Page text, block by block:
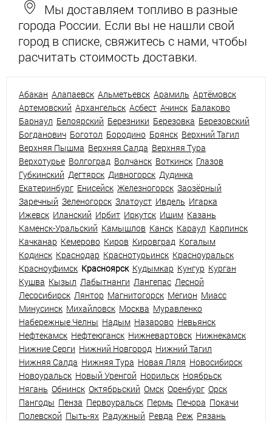
Мы доставляем топливо в разные
города России. Если вы не нашли свой
город в списке, свяжитесь с нами, чтобы
расчитать стоимость доставки.
Абакан Алапаевск Альметьевск Арамиль Артёмовск
Артемовский Архангельск Асбест Ачинск Балаково
Барнаул Белоярский Березники Березовка Березовский
Богданович Боготол Бородино Брянск Верхний Тагил
Верхняя Пышма Верхняя Салда Верхняя Тура
Верхотурье Волгоград Волчанск Воткинск Глазов
Губкинский Дегтярск Дивногорск Дудинка
Екатеринбург Енисейск Железногорск Заозёрный
Заречный Зеленогорск Златоуст Ивдель Игарка
Ижевск Иланский Ирбит Иркутск Ишим Казань
Каменск-Уральский Камышлов Канск Караул Карпинск
Качканар Кемерово Киров Кировград Когалым
Кодинск Краснодар Краснотурьинск Красноуральск
Красноуфимск Красноярск Кудымкар Кунгур Курган
Кушва Кызыл Лабытнанги Лангепас Лесной
Лесосибирск Лянтор Магнитогорск Мегион Миасс
Минусинск Михайловск Москва Муравленко
Набережные Челны Надым Назарово Невьянск
Нефтекамск Нефтеюганск Нижневартовск Нижнекамск
Нижние Серги Нижний Новгород Нижний Тагил
Нижняя Салда Нижняя Тура Новая Ляля Новосибирск
Новоуральск Новый Уренгой Норильск Ноябрьск
Нягань Обнинск Октябрьский Омск Оренбург Орск
Пангоды Пенза Первоуральск Пермь Печора Покачи
Полевской Пыть-ях Радужный Ревда Реж Рязань